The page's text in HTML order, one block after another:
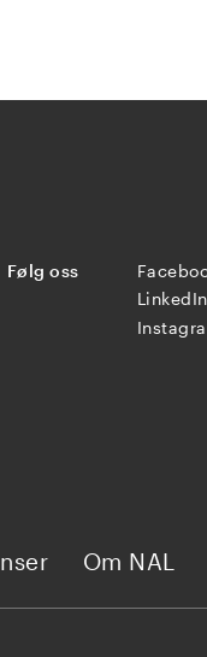
Følg oss
LinkedIn
Om NAL